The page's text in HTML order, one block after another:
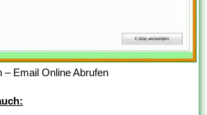
– Email Online Abrufen